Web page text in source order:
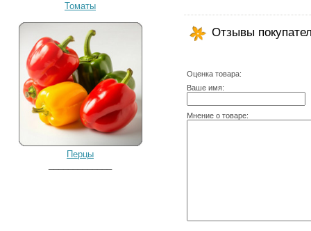
Томаты
Перцы
Отзывы
Оценка товара:
Ваше имя:
Мнение о товаре: